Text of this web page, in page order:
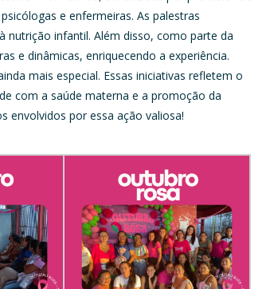
e enfermeiras. As palestras
nutrição infantil. Além disso, como parte da
e dinâmicas, enriquecendo a experiência.
mais especial. Essas iniciativas refletem o
com a saúde materna e a promoção da
envolvidos por essa ação valiosa!